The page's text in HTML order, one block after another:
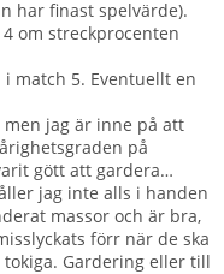
har finast spelvärde).
om streckprocenten
match 5. Eventuellt en
jag är inne på att
på
gött att gardera…
jag inte alls i handen
massor och är bra,
förr när de ska
Gardering eller till